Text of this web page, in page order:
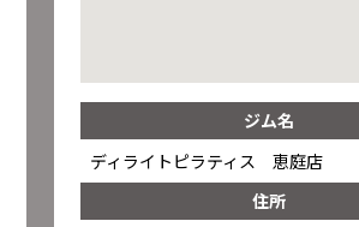
ジム名
ディライトピラティス 恵庭店
住所